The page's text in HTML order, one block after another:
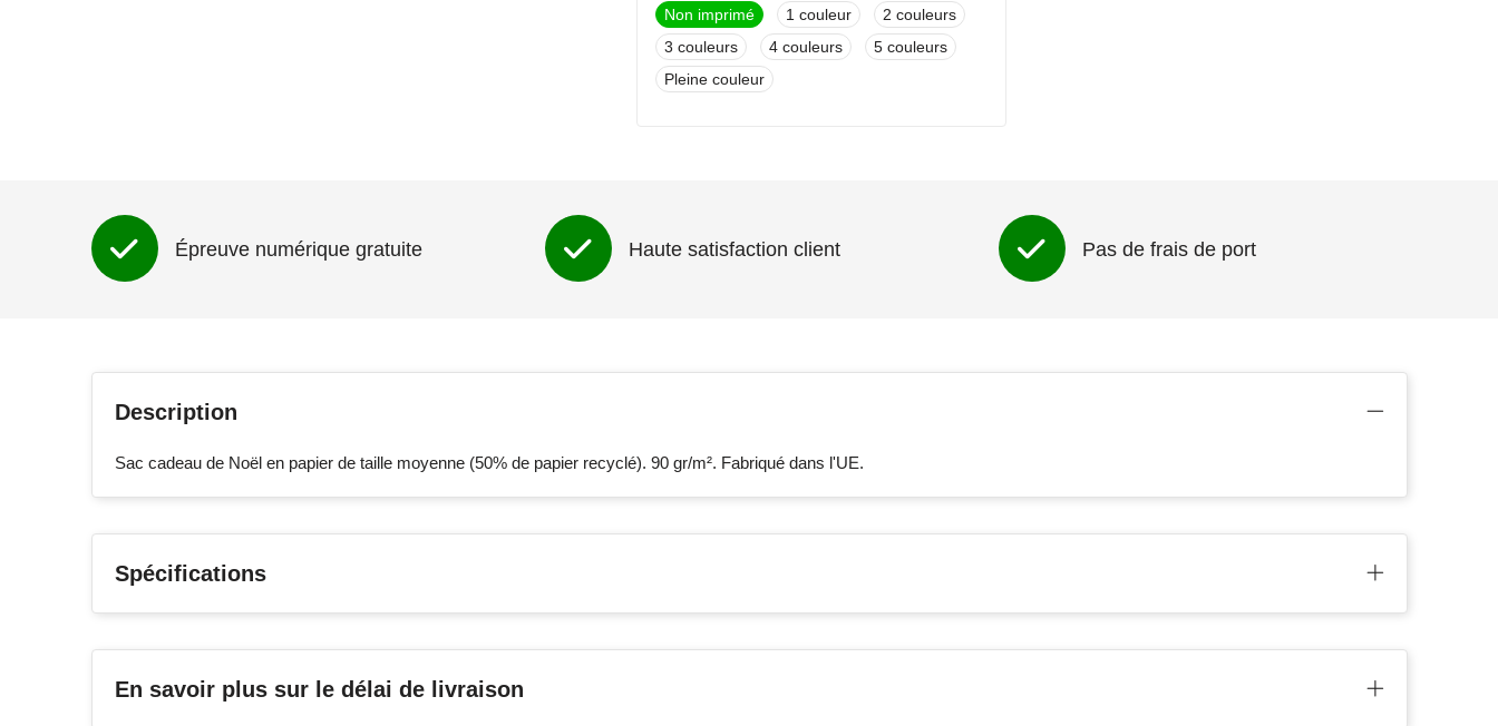
Non imprimé
1
2
3
4
5
Pleine couleur
Épreuve numérique gratuite Haute satisfaction client Pas de frais de port
Description
Sac cadeau de Noël en papier de taille moyenne (50% de papier recyclé). 90 gr/m². Fabriqué dans l'UE.
Spécifications
En savoir plus sur le délai de livraison